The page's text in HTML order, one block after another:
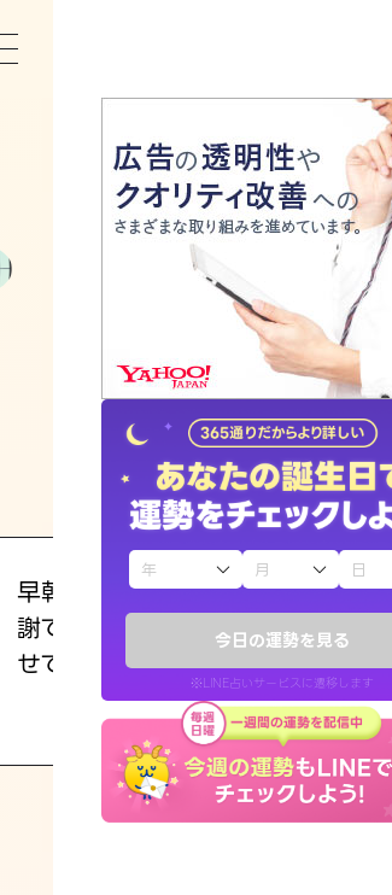
今日の運勢を見る
※LINE占いサービスに遷移します
トップ
ユーザーの声
占いの流れ
おすすめの占い師
よくある質問
えもじの子（占）12星座占い
お知らせ
早朝にも関わらず鑑定いただき感
謝です。私のままでいいんだと思わ
せてくれます。
40代 女性